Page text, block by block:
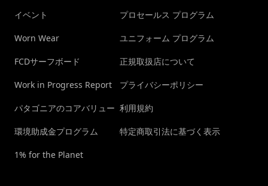
イベント
Worn Wear
FCDサーフボード
Work in Progress Report
パタゴニアのコアバリュー
環境助成金プログラム
1% for the Planet
プロセールス プログラム
ユニフォーム プログラム
正規取扱店について
プライバシーポリシー
利用規約
特定商取引法に基づく表示